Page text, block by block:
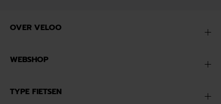
OVER VELOO
WEBSHOP
TYPE FIETSEN